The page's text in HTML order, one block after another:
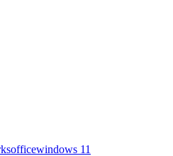
officewindows 11